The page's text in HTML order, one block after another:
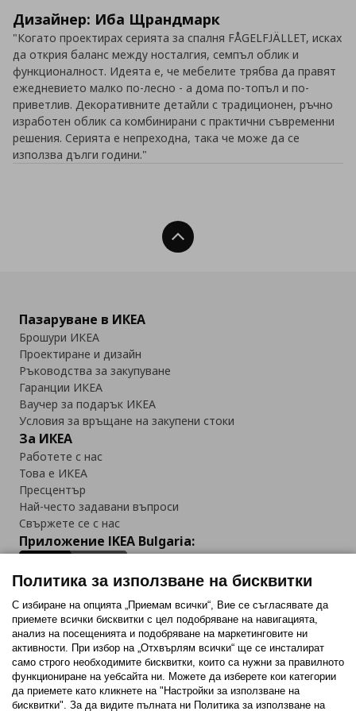
Дизайнер: Иба Щрандмарк
"Когато проектирах серията за спалня FÅGELFJÄLLET, исках
да открия баланс между носталгия, семпъл облик и
функционалност. Идеята е, че мебелите трябва да правят
ежедневието малко по-лесно - а дома по-топъл и по-
приветлив. Декоративните детайли с традиционен, ръчно
изработен облик са комбинирани с практични съвременни
решения. Серията е непреходна, така че може да се
използва дълги години."
Нагоре
Пазаруване в ИКЕА
Брошури ИКЕА
Проектиране и дизайн
Ръководства за закупуване
Гаранции ИКЕА
Ваучер за подарък ИКЕА
Условия за връщане на закупени стоки
За ИКЕА
Работете с нас
Това е ИКЕА
Пресцентър
Най-често задавани въпроси
Свържете се с нас
Приложение IKEA Bulgaria:
Последвайте ни:
FacebookTwitterYoutubePinterestInstagram
Политика за използване на бисквитки
С избиране на опцията „Приемам всички“, Вие се съгласявате да
приемете всички бисквитки с цел подобряване на навигацията,
анализ на посещенията и подобряване на маркетинговите ни
активности. При избор на „Отхвърлям всички“ ще се инсталират
само строго необходимитe бисквитки, които са нужни за правилното
функциониране на уебсайта ни. Можете да изберете кои категории
да приемете като кликнете на "Настройки за използване на
бисквитки". За да видите пълната ни Политика за използване на